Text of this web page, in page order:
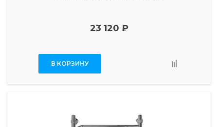
23 120 ₽
В КОРЗИНУ